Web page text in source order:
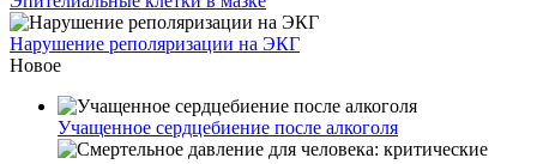
Нарушение реполяризации на ЭКГ
Новое
Учащенное сердцебиение после алкоголя